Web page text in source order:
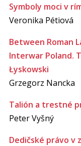
Symboly moci v
Veronika Pétiová
Between Roman
Interwar Poland.
Łyskowski
Grzegorz Nancka
Talión a trestné
Peter Vyšný
Dedičské právo v